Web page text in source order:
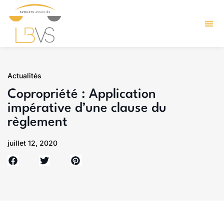
Actualités
Copropriété : Application
impérative d’une clause du
règlement
juillet 12, 2020